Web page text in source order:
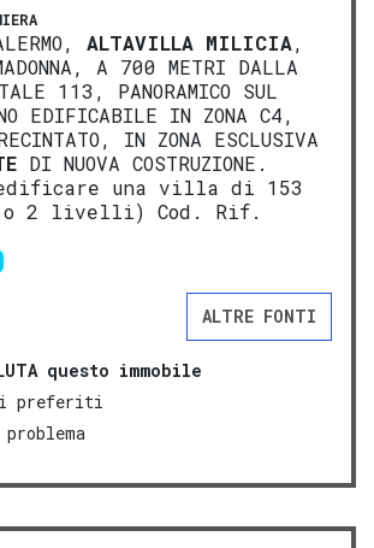
ALTAVILLA MILICIA,
A 700 METRI DALLA
113, PANORAMICO SUL
EDIFICABILE IN ZONA C4,
IN ZONA ESCLUSIVA
DI NUOVA COSTRUZIONE.
una villa di 153
o 2 livelli) Cod. Rif.
ALTRE FONTI
questo immobile
preferiti